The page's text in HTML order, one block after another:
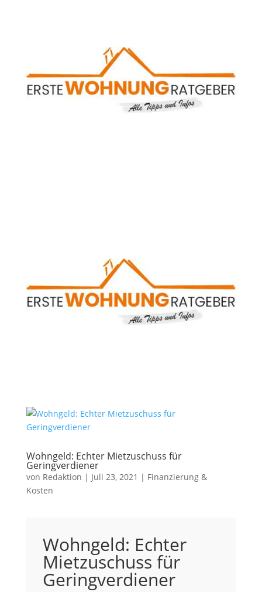
Wohngeld: Echter Mietzuschuss für
Geringverdiener
von Redaktion | Juli 23, 2021 | Finanzierung &
Kosten
Wohngeld: Echter
Mietzuschuss für
Geringverdiener